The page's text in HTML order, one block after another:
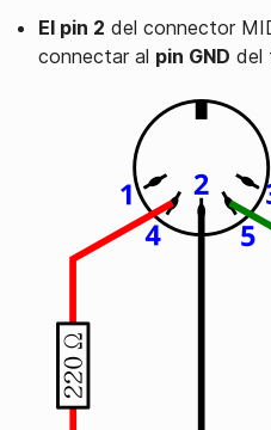
El pin 2 del connector
connectar al pin GND del